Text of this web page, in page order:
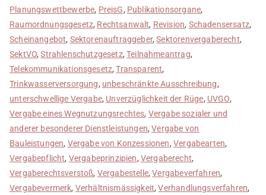
Planungswettbewerbe, PreisG, Publikationsorgane,
Raumordnungsgesetz, Rechtsanwalt, Revision, Schadensersatz,
Scheinangebot, Sektorenauftraggeber,Sektorenvergaberecht,
SektVO,Strahlenschutzgesetz,Teilnahmeantrag,
Telekommunikationsgesetz,Transparent,
Trinkwasserversorgung, unbeschränkte Ausschreibung,
unterschwellige Vergabe, Unverzüglichkeit der Rüge, UVGO,
Vergabe eines Wegnutzungsrechtes, Vergabe sozialer und
anderer besonderer Dienstleistungen,Vergabe von
Bauleistungen, Vergabe von Konzessionen, Vergabearten,
Vergabepflicht, Vergabeprinzipien, Vergaberecht,
Vergaberechtsverstoß, Vergabestelle,Vergabeverfahren,
Vergabevermerk, Verhältnismässigkeit,Verhandlungsverfahren,